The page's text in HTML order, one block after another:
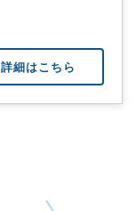
詳細はこちら